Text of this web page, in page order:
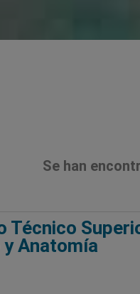
Se han
Técnico
Anatomía